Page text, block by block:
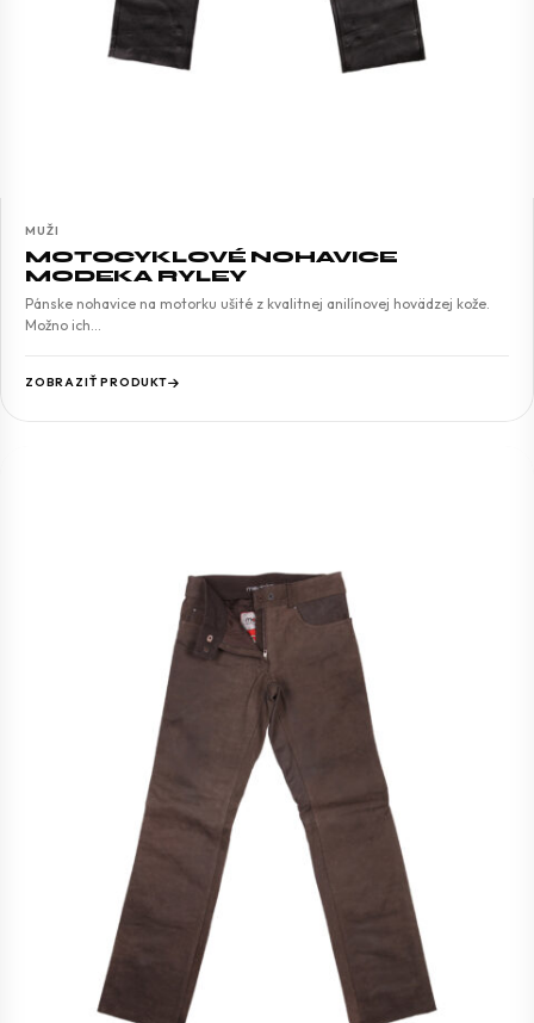
MUŽI
MOTOCYKLOVÉ NOHAVICE
MODEKA RYLEY
Pánske nohavice na motorku ušité z kvalitnej anilínovej hovädzej kože.
Možno ich…
ZOBRAZIŤ PRODUKT